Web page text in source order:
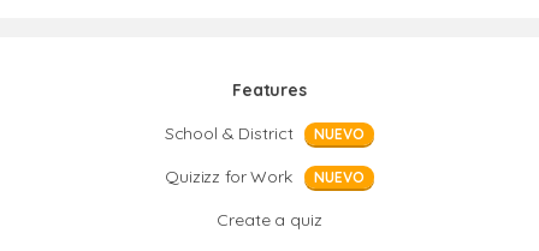
Features
School & District
NUEVO
Quizizz for Work NUEVO
Create a quiz